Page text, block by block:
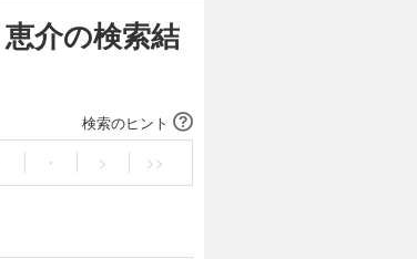
介の検索結
検索のヒント
・ > >>